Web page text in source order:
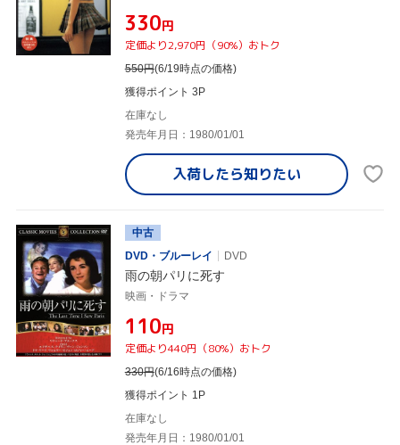
¥330円
定価より2,970円（90%）おトク
550円(6/19時点の価格)
獲得ポイント 3P
在庫なし
発売年月日：1980/01/01
入荷したら知りたい
中古
DVD・ブルーレイ
DVD
雨の朝パリに死す
映画・ドラマ
¥110円
定価より440円（80%）おトク
330円(6/16時点の価格)
獲得ポイント 1P
在庫なし
発売年月日：1980/01/01